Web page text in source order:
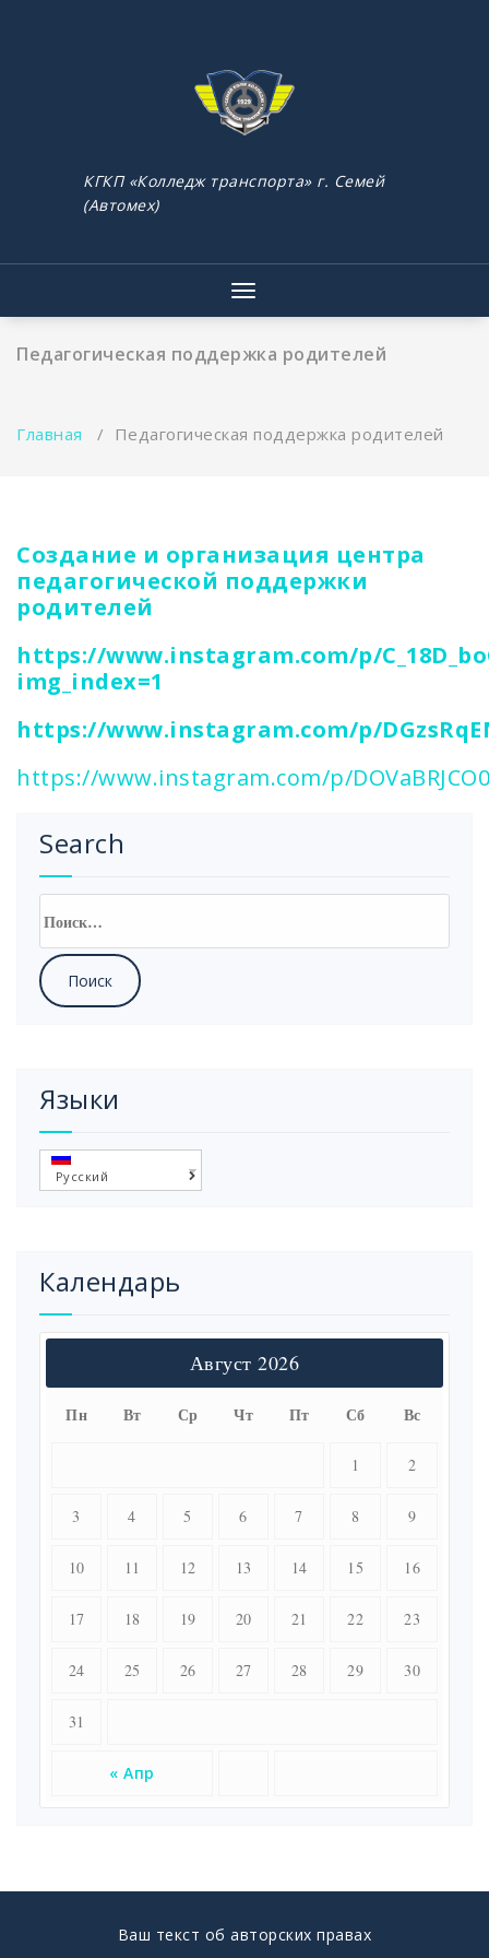
КГКП «Колледж транспорта» г. Семей
(Автомех)
Показать/
Скрыть
Педагогическая поддержка родителей
Главная / Педагогическая поддержка родителей
Создание и организация центра
педагогической поддержки
родителей
https://www.instagram.com/p/
img_index=1
https://www.instagram.com/p/
https://www.instagram.com/p/
Search
Языки
Русский
Календарь
Август 2026
Пн Вт Ср Чт Пт Сб Вс
« Апр
1 2
3 4 5 6 7 8 9
10 11 12 13 14 15 16
17 18 19 20 21 22 23
24 25 26 27 28 29 30
31
Ваш текст об авторских правах